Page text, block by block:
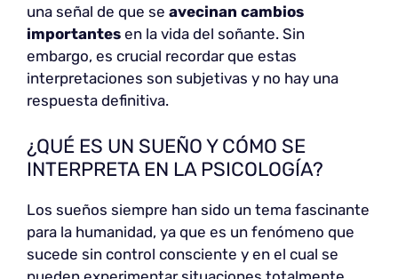
una señal de que se avecinan cambios
importantes en la vida del soñante. Sin
embargo, es crucial recordar que estas
interpretaciones son subjetivas y no hay una
respuesta definitiva.
¿QUÉ ES UN SUEÑO Y CÓMO SE
INTERPRETA EN LA PSICOLOGÍA?
Los sueños siempre han sido un tema fascinante
para la humanidad, ya que es un fenómeno que
sucede sin control consciente y en el cual se